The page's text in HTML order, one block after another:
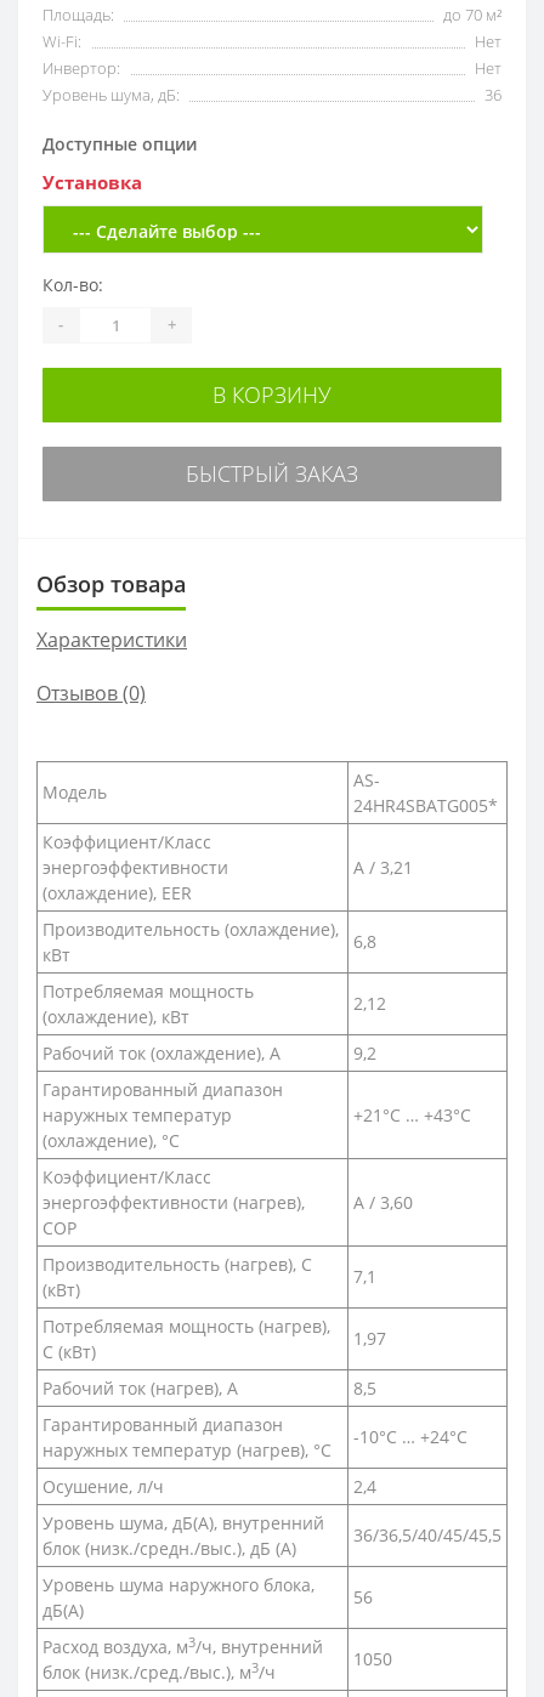
Площадь:
до 70 м²
Wi-Fi:
Нет
Инвертор:
Нет
Уровень шума, дБ:
36
Доступные опции
Установка
Кол-во:
- +
В КОРЗИНУ
БЫСТРЫЙ ЗАКАЗ
Обзор товара
Характеристики
Отзывов (0)
Модель
AS-
24HR4SBATG005*
Коэффициент/Класс
энергоэффективности
(охлаждение), EER
А / 3,21
Производительность (охлаждение),
кВт
6,8
Потребляемая мощность
(охлаждение), кВт
2,12
Рабочий ток (охлаждение), А
9,2
Гарантированный диапазон
наружных температур
(охлаждение), °С
+21°C … +43°С
Коэффициент/Класс
энергоэффективности (нагрев),
COP
А / 3,60
Производительность (нагрев), С
(кВт)
7,1
Потребляемая мощность (нагрев),
С (кВт)
1,97
Рабочий ток (нагрев), А
8,5
Гарантированный диапазон
наружных температур (нагрев), °С
-10°C … +24°C
Осушение, л/ч
2,4
Уровень шума, дБ(A), внутренний
блок (низк./средн./выс.), дБ (А)
36/36,5/40/45/45,5
Уровень шума наружного блока,
дБ(A)
56
Расход воздуха, м3/ч, внутренний
блок (низк./сред./выс.), м3/ч
1050